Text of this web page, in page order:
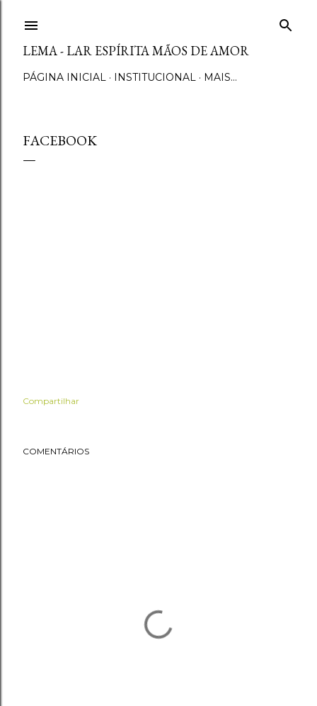
LEMA - LAR ESPÍRITA MÃOS DE AMOR
PÁGINA INICIAL INSTITUCIONAL MAIS…
FACEBOOK
Compartilhar
COMENTÁRIOS